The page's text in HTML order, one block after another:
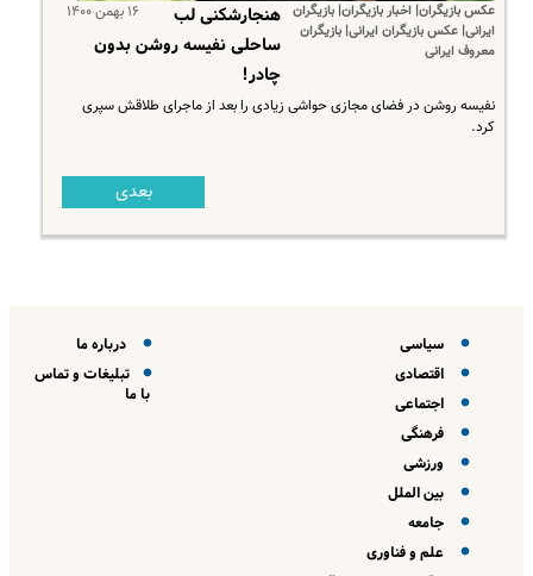
عکس بازیگران| اخبار بازیگران| بازیگران
ایرانی| عکس بازیگران ایرانی| بازیگران
معروف ایرانی
۱۶ بهمن ۱۴۰۰
هنجارشکنی لب
ساحلی نفیسه روشن بدون
چادر!
نفیسه روشن در فضای مجازی حواشی زیادی را بعد از ماجرای طلاقش سپری
کرد.
بعدی
سیاسی
اقتصادی
اجتماعی
فرهنگی
ورزشی
بین الملل
جامعه
علم و فناوری
درباره ما
تبلیغات و تماس
با ما